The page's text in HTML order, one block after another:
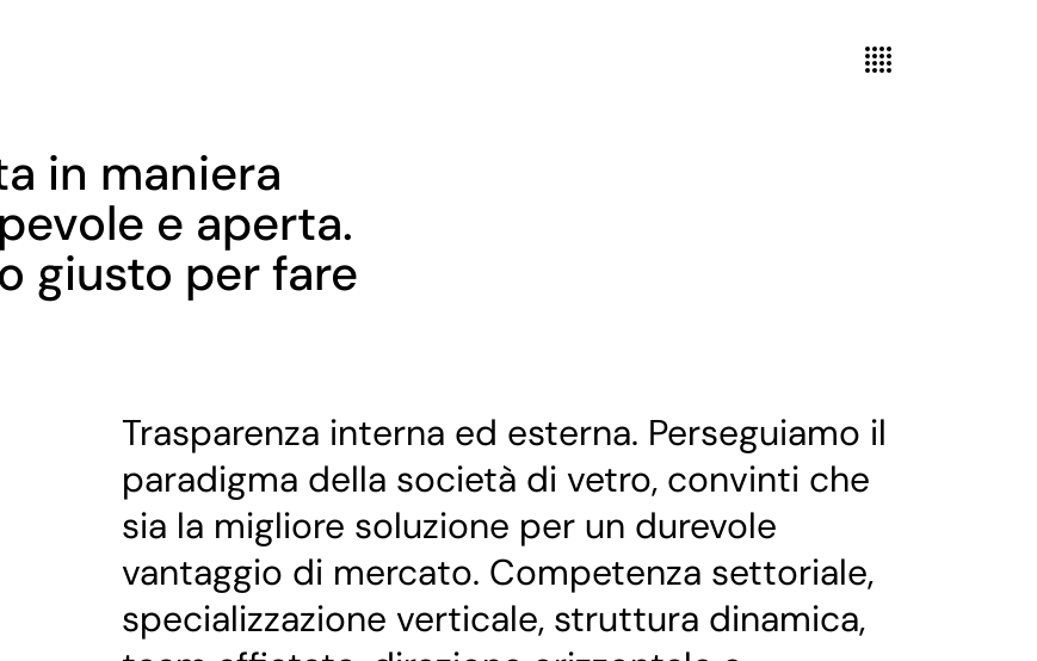
in maniera
e aperta.
giusto per fare
Trasparenza interna ed esterna. Perseguiamo il
paradigma della società di vetro, convinti che
sia la migliore soluzione per un durevole
vantaggio di mercato. Competenza settoriale,
specializzazione verticale, struttura dinamica,